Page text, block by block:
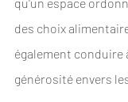
des choix
également conduire
générosité envers